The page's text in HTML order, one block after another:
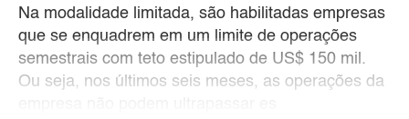
Na modalidade limitada, são habilitadas empresas
que se enquadrem em um limite de operações
semestrais com teto estipulado de US$ 150 mil.
Ou seja, nos últimos seis meses, as operações da